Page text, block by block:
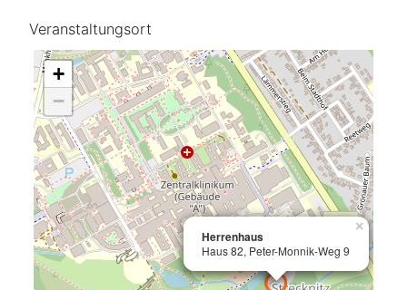
Veranstaltungsort
Herrenhaus
Haus 82, Peter-Monnik-Weg 9
×
Herrenhaus
Haus 82, Peter-Monnik-Weg 9
×
+
−